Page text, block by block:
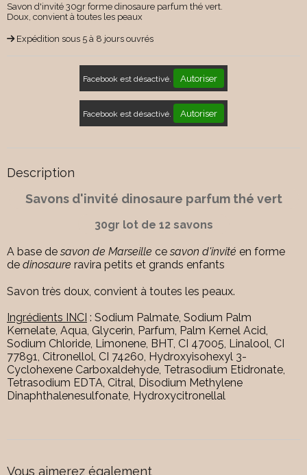
Savon d'invité 30gr forme dinosaure parfum thé vert.
Doux, convient à toutes les peaux
Expédition sous 5 à 8 jours ouvrés
Facebook est désactivé. Autoriser
Facebook est désactivé. Autoriser
Description
Savons d'invité dinosaure parfum thé vert
30gr lot de 12 savons
A base de savon de Marseille ce savon d'invité en forme
de dinosaure ravira petits et grands enfants
Savon très doux, convient à toutes les peaux.
Ingrédients INCI : Sodium Palmate, Sodium Palm
Kernelate, Aqua, Glycerin, Parfum, Palm Kernel Acid,
Sodium Chloride, Limonene, BHT, CI 47005, Linalool, CI
77891, Citronellol, CI 74260, Hydroxyisohexyl 3-
Cyclohexene Carboxaldehyde, Tetrasodium Etidronate,
Tetrasodium EDTA, Citral, Disodium Methylene
Dinaphthalenesulfonate, Hydroxycitronellal
Vous aimerez également